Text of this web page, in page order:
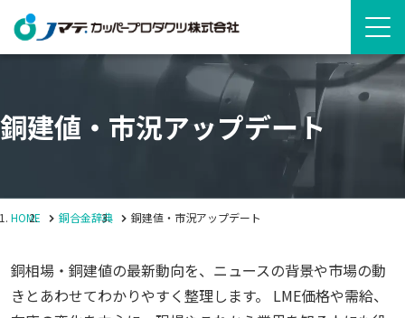
銅建値・市況アップデート
HOME 銅合金辞典 銅建値・市況アップデート
銅相場・銅建値の最新動向を、ニュースの背景や市場の動
きとあわせてわかりやすく整理します。 LME価格や需給、